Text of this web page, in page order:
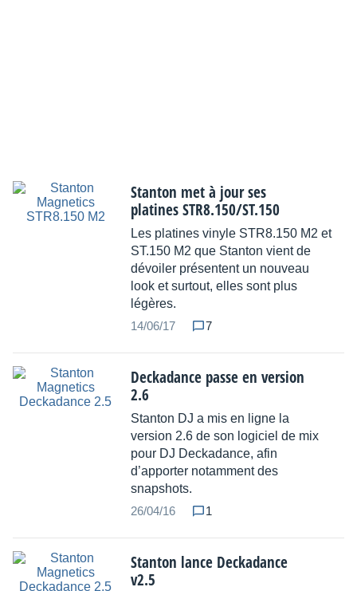
Stanton met à jour ses
platines STR8.150/ST.150
Les platines vinyle STR8.150 M2 et
ST.150 M2 que Stanton vient de
dévoiler présentent un nouveau
look et surtout, elles sont plus
légères.
14/06/17
7
Deckadance passe en version
2.6
Stanton DJ a mis en ligne la
version 2.6 de son logiciel de mix
pour DJ Deckadance, afin
d’apporter notamment des
snapshots.
26/04/16
1
Stanton lance Deckadance
v2.5